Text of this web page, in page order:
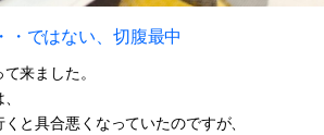
・ではない、切腹最中
来ました。
と具合悪くなっていたのですが、